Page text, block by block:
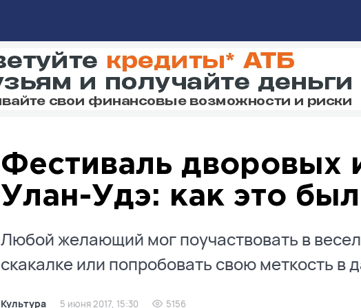
Фестиваль дворовых
Улан-Удэ: как это
Любой желающий мог поучаствовать в
скакалке или попробовать свою меткость в
Культура 5 июня 2017, 15:30 5156